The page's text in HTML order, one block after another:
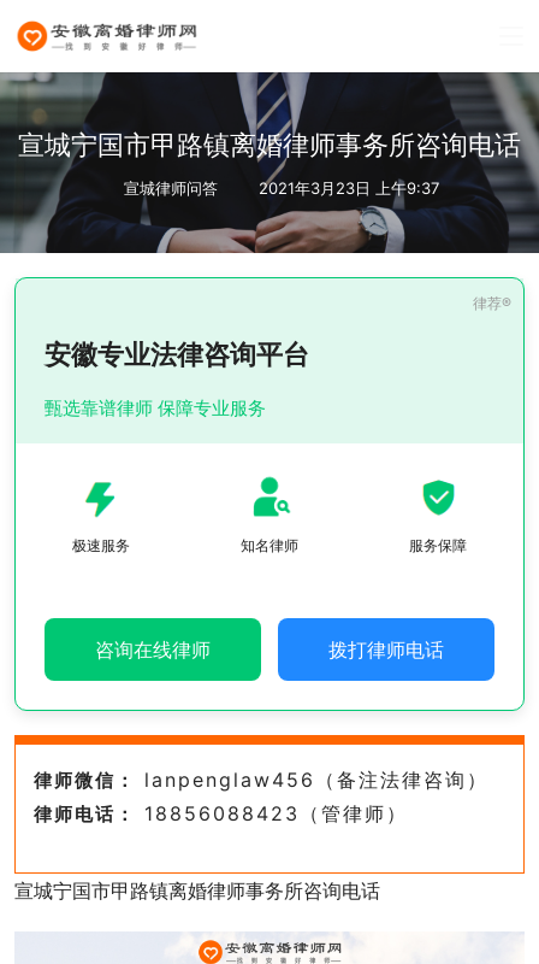
宣城宁国市甲路镇离婚律师事务所咨询电话
宣城律师问答 2021年3月23日 上午9:37
安徽专业法律咨询平台
甄选靠谱律师 保障专业服务
极速服务 知名律师 服务保障
咨询在线律师 拨打律师电话
律师微信： lanpenglaw456（备注法律咨询）
律师电话： 18856088423（管律师）
宣城宁国市甲路镇离婚律师事务所咨询电话